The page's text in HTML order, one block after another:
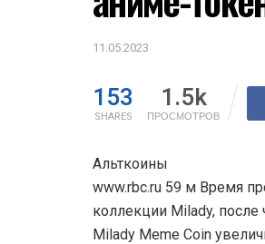
11.05.2023
153
SHARES
1.5k
ПРОСМОТРОВ
Альткоины
www.rbc.ru 59 м Время
коллекции Milаdy,
Milady Meme Coin